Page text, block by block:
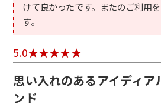
けて良かったです。またのご利用
す。
5.0
思い入れのあるアイディア
ンド